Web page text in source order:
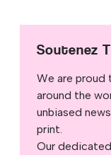
Soutenez
We are proud
around the
unbiased
print.
Our